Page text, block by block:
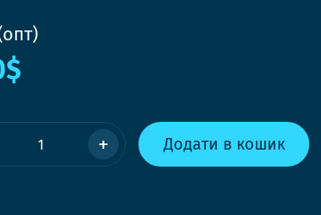
+ Додати в кошик